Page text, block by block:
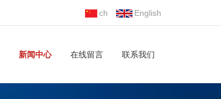
ch English
新闻中心 在线留言 联系我们